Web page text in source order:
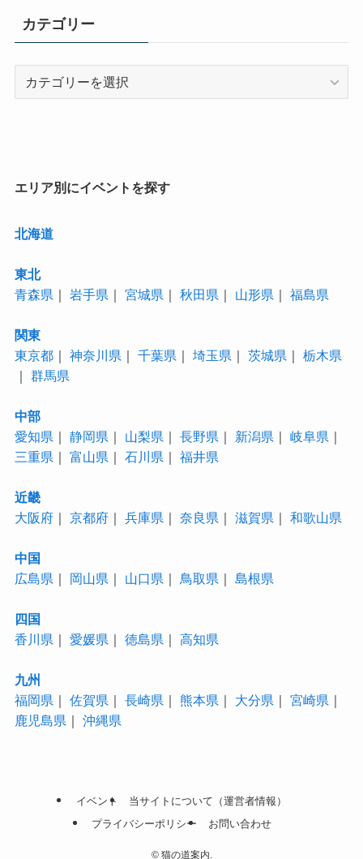
カテゴリー
エリア別にイベントを探す
北海道
東北
青森県 ｜ 岩手県 ｜ 宮城県 ｜ 秋田県 ｜ 山形県 ｜ 福島県
関東
東京都｜ 神奈川県 ｜ 千葉県 ｜ 埼玉県 ｜ 茨城県 ｜ 栃木県
｜ 群馬県
中部
愛知県 ｜ 静岡県 ｜ 山梨県 ｜ 長野県 ｜ 新潟県 ｜ 岐阜県 ｜
三重県 ｜ 富山県 ｜ 石川県 ｜ 福井県
近畿
大阪府｜ 京都府｜ 兵庫県 ｜ 奈良県 ｜ 滋賀県 ｜ 和歌山県
中国
広島県 ｜ 岡山県 ｜ 山口県 ｜ 鳥取県 ｜ 島根県
四国
香川県 ｜ 愛媛県 ｜ 徳島県 ｜ 高知県
九州
福岡県 ｜ 佐賀県 ｜ 長崎県 ｜ 熊本県 ｜ 大分県 ｜ 宮崎県 ｜
鹿児島県 ｜ 沖縄県
イベント
当サイトについて（運営者情報）
プライバシーポリシー
お問い合わせ
©猫の道案内.